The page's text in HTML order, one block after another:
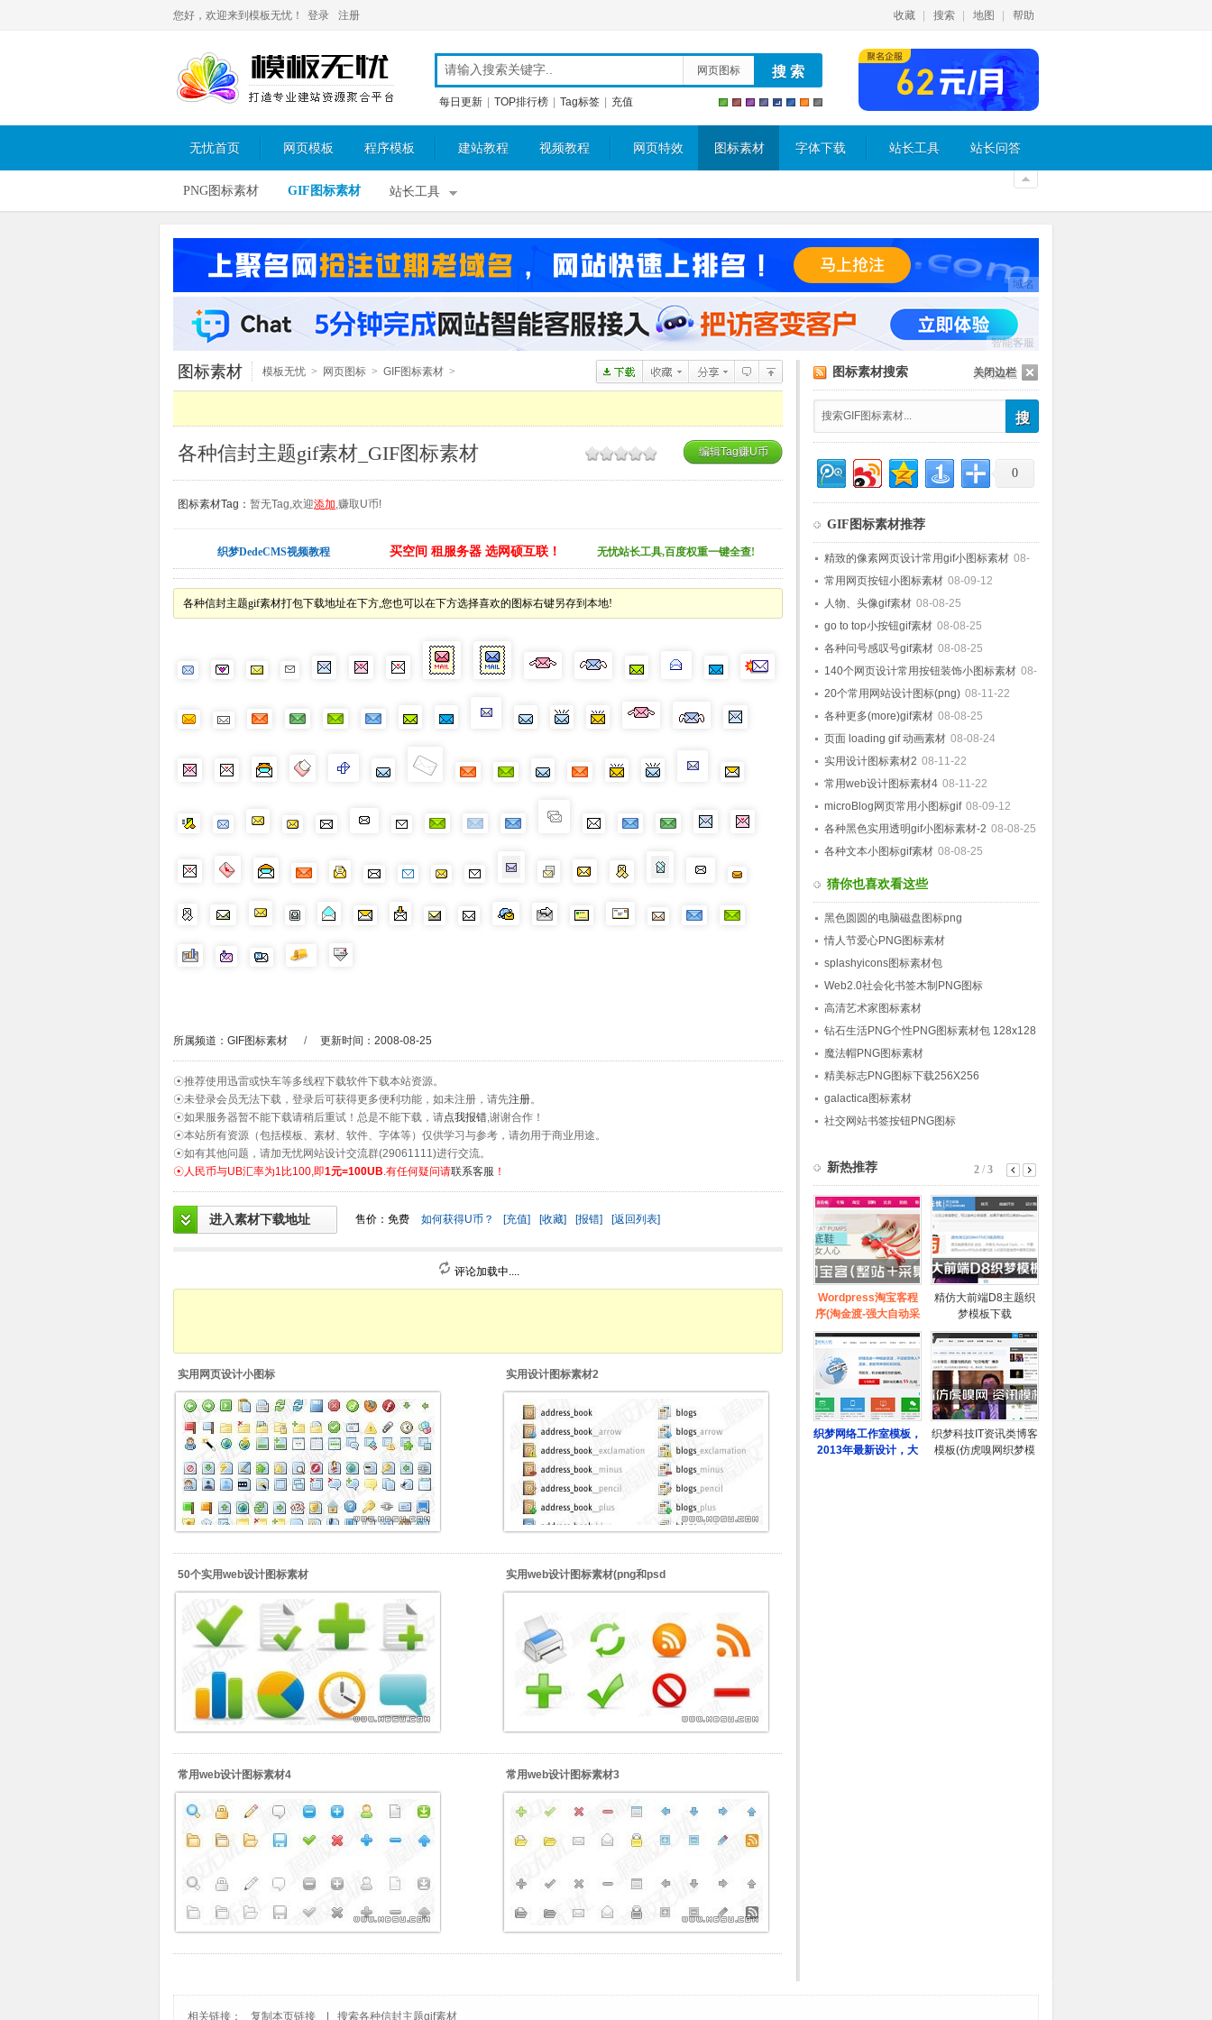
您好，欢迎来到模板无忧！ 登录 注册 收藏 搜索 地图 帮助
网页图标
每日更新 TOP排行榜 Tag标签 充值
无忧首页 网页模板 程序模板 建站教程 视频教程 网页特效 图标素材 字体下载 站长工具 站长问答
PNG图标素材 GIF图标素材 站长工具
域名
智能客服
关闭边栏
图标素材 模板无忧 > 网页图标 > GIF图标素材 >
各种信封主题gif素材_GIF图标素材 编辑Tag赚U币
图标素材Tag： 暂无Tag,欢迎添加,赚取U币!
织梦DedeCMS视频教程 买空间 租服务器 选网硕互联！ 无忧站长工具,百度权重一键全查!
各种信封主题gif素材打包下载地址在下方,您也可以在下方选择喜欢的图标右键另存到本地!
所属频道： GIF图标素材 / 更新时间：2008-08-25
☉推荐使用迅雷或快车等多线程下载软件下载本站资源。
☉未登录会员无法下载，登录后可获得更多便利功能，如未注册，请先注册。
☉如果服务器暂不能下载请稍后重试！总是不能下载，请点我报错,谢谢合作！
☉本站所有资源（包括模板、素材、软件、字体等）仅供学习与参考，请勿用于商业用途。
☉如有其他问题，请加无忧网站设计交流群(29061111)进行交流。
☉人民币与UB汇率为1比100,即1元=100UB.有任何疑问请联系客服 ！
进入素材下载地址 售价：免费 如何获得U币？ [充值] [收藏] [报错] [返回列表]
评论加载中....
实用网页设计小图标 实用设计图标素材2
50个实用web设计图标素材 实用web设计图标素材(png和psd
常用web设计图标素材4 常用web设计图标素材3
图标素材搜索
0
GIF图标素材推荐
精致的像素网页设计常用gif小图标素材 08-
08-25
常用网页按钮小图标素材 08-09-12
人物、头像gif素材 08-08-25
go to top小按钮gif素材 08-08-25
各种问号感叹号gif素材 08-08-25
140个网页设计常用按钮装饰小图标素材 08-
08-25
20个常用网站设计图标(png) 08-11-22
各种更多(more)gif素材 08-08-25
页面 loading gif 动画素材 08-08-24
实用设计图标素材2 08-11-22
常用web设计图标素材4 08-11-22
microBlog网页常用小图标gif 08-09-12
各种黑色实用透明gif小图标素材-2 08-08-25
各种文本小图标gif素材 08-08-25
猜你也喜欢看这些
黑色圆圆的电脑磁盘图标png
情人节爱心PNG图标素材
splashyicons图标素材包
Web2.0社会化书签木制PNG图标
高清艺术家图标素材
钻石生活PNG个性PNG图标素材包 128x128
魔法帽PNG图标素材
精美标志PNG图标下载256X256
galactica图标素材
社交网站书签按钮PNG图标
相关链接： 复制本页链接 搜索各种信封主题gif素材